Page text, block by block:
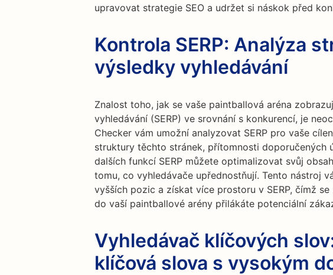
upravovat strategie SEO a udržet si náskok před
Kontrola SERP: Analýza
výsledky vyhledávání
Znalost toho, jak se vaše paintballová aréna
vyhledávání (SERP) ve srovnání s konkurencí, je
Checker vám umožní analyzovat SERP pro vaše
struktury těchto stránek, přítomnosti doporučených
dalších funkcí SERP můžete optimalizovat svůj
tomu, co vyhledávače upřednostňují. Tento nástroj
vyšších pozic a získat více prostoru v SERP, čímž
do vaší paintballové arény přilákáte potenciální
Vyhledávač klíčových
klíčová slova s vysokým